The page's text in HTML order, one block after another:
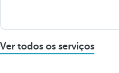
Ver todos os serviços